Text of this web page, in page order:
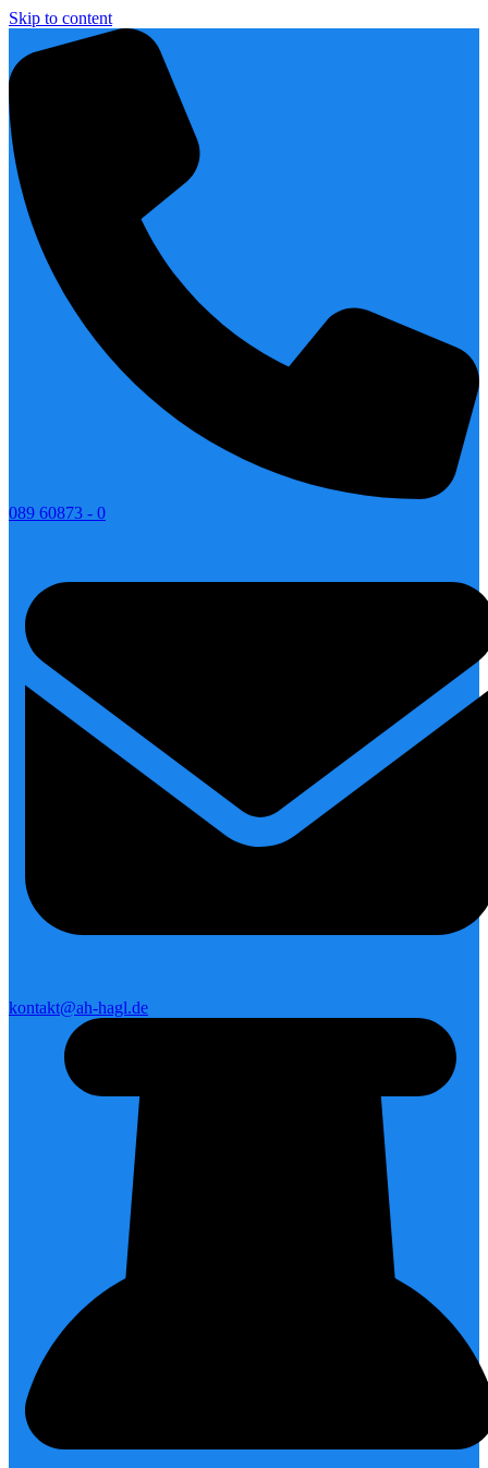
Skip to content
089 60873 - 0
kontakt@ah-hagl.de